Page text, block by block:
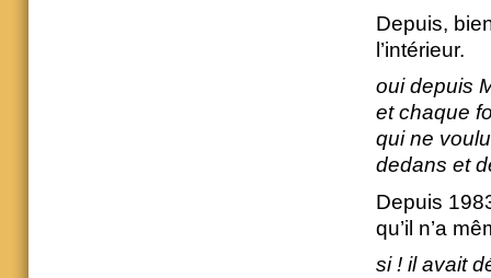
Depuis,
l’intérieur.
oui depuis
et chaque
qui ne
dedans et
Depuis
qu’il n’a
si ! il avait